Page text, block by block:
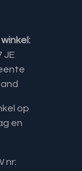
JE
op
en
nr: